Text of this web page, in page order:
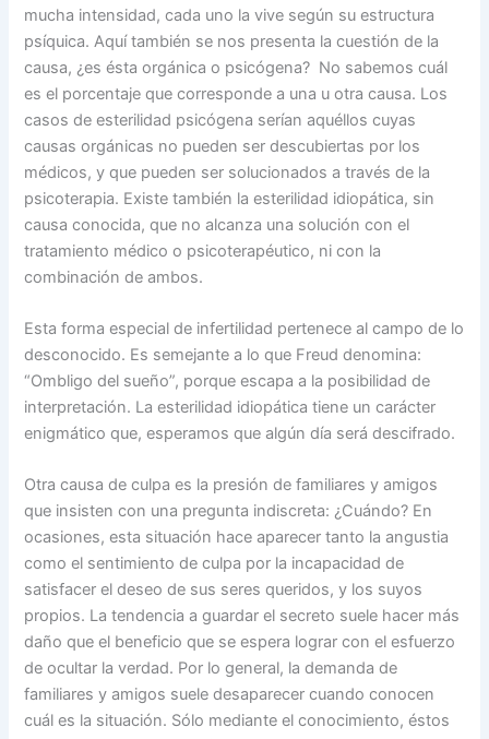
mucha intensidad, cada uno la vive según su estructura
psíquica. Aquí también se nos presenta la cuestión de la
causa, ¿es ésta orgánica o psicógena? No sabemos cuál
es el porcentaje que corresponde a una u otra causa. Los
casos de esterilidad psicógena serían aquéllos cuyas
causas orgánicas no pueden ser descubiertas por los
médicos, y que pueden ser solucionados a través de la
psicoterapia. Existe también la esterilidad idiopática, sin
causa conocida, que no alcanza una solución con el
tratamiento médico o psicoterapéutico, ni con la
combinación de ambos.
Esta forma especial de infertilidad pertenece al campo de lo
desconocido. Es semejante a lo que Freud denomina:
“Ombligo del sueño”, porque escapa a la posibilidad de
interpretación. La esterilidad idiopática tiene un carácter
enigmático que, esperamos que algún día será descifrado.
Otra causa de culpa es la presión de familiares y amigos
que insisten con una pregunta indiscreta: ¿Cuándo? En
ocasiones, esta situación hace aparecer tanto la angustia
como el sentimiento de culpa por la incapacidad de
satisfacer el deseo de sus seres queridos, y los suyos
propios. La tendencia a guardar el secreto suele hacer más
daño que el beneficio que se espera lograr con el esfuerzo
de ocultar la verdad. Por lo general, la demanda de
familiares y amigos suele desaparecer cuando conocen
cuál es la situación. Sólo mediante el conocimiento, éstos